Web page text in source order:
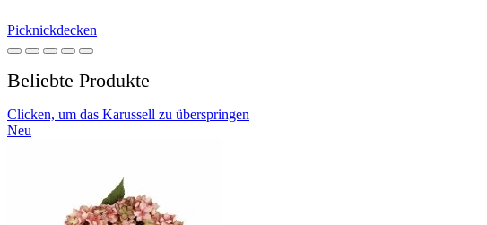
Picknickdecken
Beliebte Produkte
Clicken, um das Karussell zu überspringen
Neu